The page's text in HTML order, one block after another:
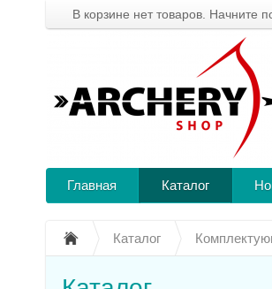
В корзине нет товаров. Начните
Главная Каталог
Каталог